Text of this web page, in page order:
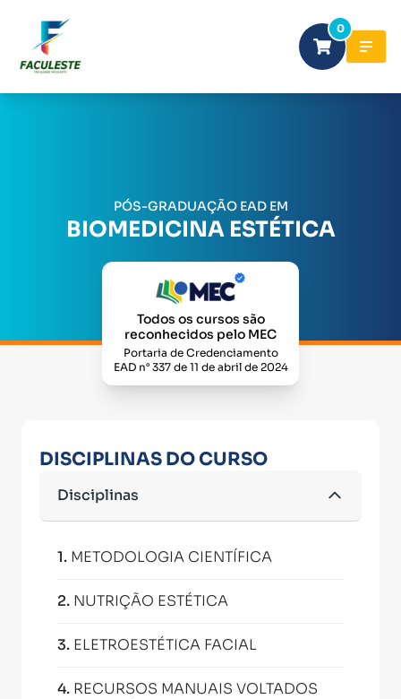
0
PÓS-GRADUAÇÃO EAD EM
BIOMEDICINA ESTÉTICA
Todos os cursos são
reconhecidos pelo MEC
Portaria de Credenciamento
EAD n° 337 de 11 de abril de 2024
DISCIPLINAS DO CURSO
Disciplinas
1. METODOLOGIA CIENTÍFICA
2. NUTRIÇÃO ESTÉTICA
3. ELETROESTÉTICA FACIAL
4. RECURSOS MANUAIS VOLTADOS